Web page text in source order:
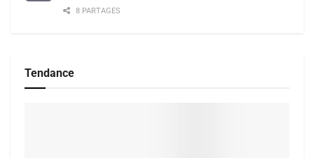
8 PARTAGES
Tendance